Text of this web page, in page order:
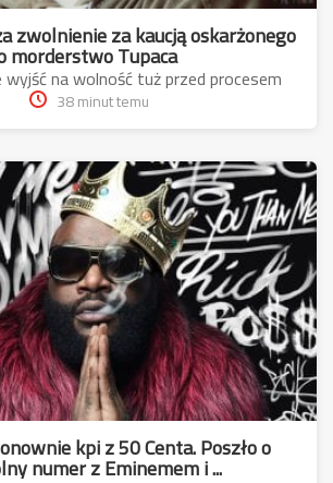
zwolnienie za kaucją oskarżonego
morderstwo Tupaca
na wolność tuż przed procesem
38 minut temu
kpi z 50 Centa. Poszło o
numer z Eminemem i ...